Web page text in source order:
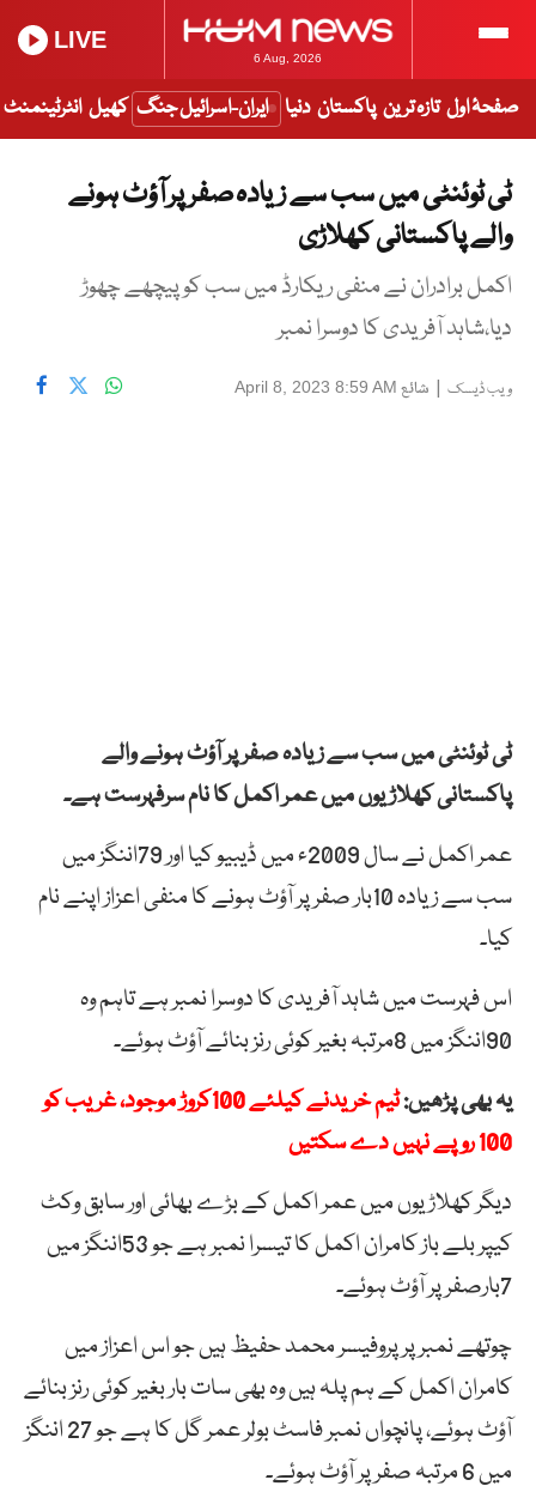
6 Aug, 2026
LIVE
صفحۂ اول تازہ ترین پاکستان دنیا ایران-اسرائیل جنگ کھیل انٹرٹینمنٹ
ٹی ٹوئنٹی میں سب سے زیادہ صفر پر آؤٹ ہونے
والے پاکستانی کھلاڑی
اکمل برادران نے منفی ریکارڈ میں سب کو پیچھے چھوڑ
دیا،شاہد آفریدی کا دوسرا نمبر
ویب ڈیسک | شائع April 8, 2023 8:59 AM
ٹی ٹوئنٹی میں سب سے زیادہ صفر پر آؤٹ ہونے والے
پاکستانی کھلاڑیوں میں عمر اکمل کا نام سرفہرست ہے۔
عمر اکمل نے سال 2009ء میں ڈیبیو کیا اور 79اننگز میں
سب سے زیادہ 10بار صفر پر آؤٹ ہونے کا منفی اعزاز اپنے نام
کیا۔
اس فہرست میں شاہد آفریدی کا دوسرا نمبر ہے تاہم وہ
90اننگز میں 8مرتبہ بغیر کوئی رنز بنائے آؤٹ ہوئے۔
یہ بھی پڑھیں:
ٹیم خریدنے کیلئے 100کروڑ موجود، غریب کو
100 روپے نہیں دے سکتیں
دیگر کھلاڑیوں میں عمر اکمل کے بڑے بھائی اور سابق وکٹ
کیپر بلے باز کامران اکمل کا تیسرا نمبر ہے جو 53اننگز میں
7بارصفر پر آؤٹ ہوئے۔
چوتھے نمبر پر پروفیسر محمد حفیظ ہیں جو اس اعزاز میں
کامران اکمل کے ہم پلہ ہیں وہ بھی سات بار بغیر کوئی رنز بنائے
آؤٹ ہوئے، پانچواں نمبر فاسٹ بولر عمر گل کا ہے جو 27 اننگز
میں 6 مرتبہ صفر پر آؤٹ ہوئے۔